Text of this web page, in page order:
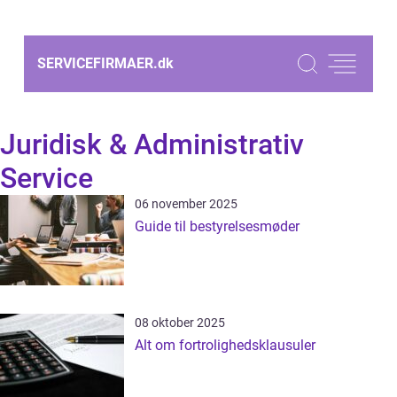
SERVICEFIRMAER.dk
Juridisk & Administrativ
Service
06 november 2025
Guide til bestyrelsesmøder
08 oktober 2025
Alt om fortrolighedsklausuler